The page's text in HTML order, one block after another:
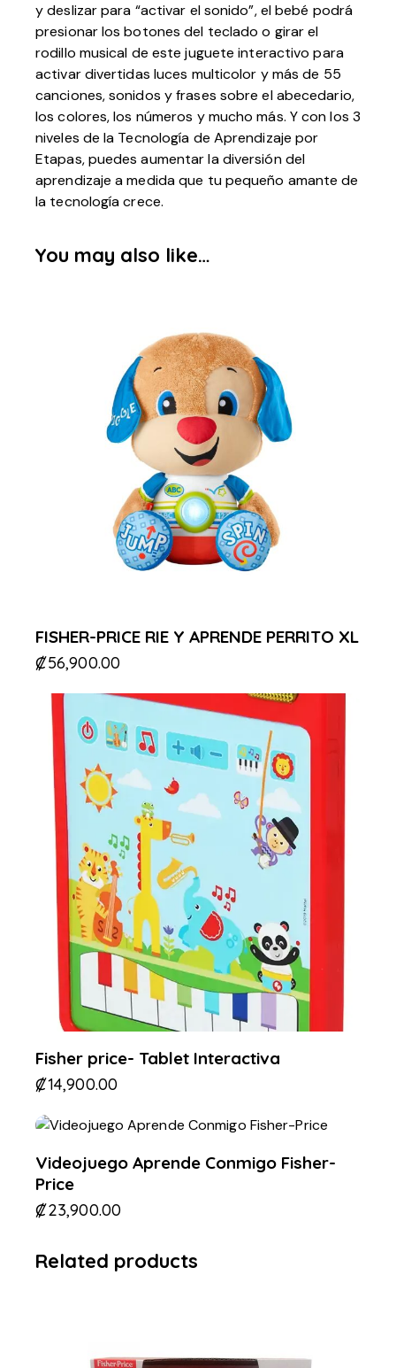
y deslizar para “activar el sonido”, el bebé podrá
presionar los botones del teclado o girar el
rodillo musical de este juguete interactivo para
activar divertidas luces multicolor y más de 55
canciones, sonidos y frases sobre el abecedario,
los colores, los números y mucho más. Y con los 3
niveles de la Tecnología de Aprendizaje por
Etapas, puedes aumentar la diversión del
aprendizaje a medida que tu pequeño amante de
la tecnología crece.
You may also like…
FISHER-PRICE RIE Y APRENDE PERRITO XL
₡56,900.00
Fisher price- Tablet Interactiva
₡14,900.00
Videojuego Aprende Conmigo Fisher-
Price
₡23,900.00
Related products